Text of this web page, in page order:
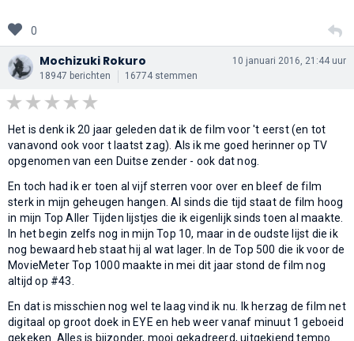
0
Mochizuki Rokuro
18947 berichten 16774 stemmen
10 januari 2016, 21:44 uur
Het is denk ik 20 jaar geleden dat ik de film voor 't eerst (en tot
vanavond ook voor t laatst zag). Als ik me goed herinner op TV
opgenomen van een Duitse zender - ook dat nog.
En toch had ik er toen al vijf sterren voor over en bleef de film
sterk in mijn geheugen hangen. Al sinds die tijd staat de film hoog
in mijn Top Aller Tijden lijstjes die ik eigenlijk sinds toen al maakte.
In het begin zelfs nog in mijn Top 10, maar in de oudste lijst die ik
nog bewaard heb staat hij al wat lager. In de Top 500 die ik voor de
MovieMeter Top 1000 maakte in mei dit jaar stond de film nog
altijd op #43.
En dat is misschien nog wel te laag vind ik nu. Ik herzag de film net
digitaal op groot doek in EYE en heb weer vanaf minuut 1 geboeid
gekeken. Alles is bijzonder, mooi gekadreerd, uitgekiend tempo.